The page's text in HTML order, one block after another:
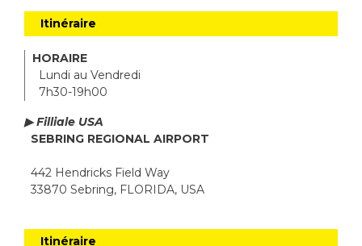
Itinéraire
HORAIRE
Lundi au Vendredi
7h30-19h00
▶ Filliale USA
SEBRING REGIONAL AIRPORT
442 Hendricks Field Way
33870 Sebring, FLORIDA, USA
Itinéraire